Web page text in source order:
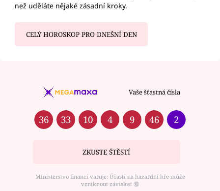
než uděláte nějaké zásadní kroky.
CELÝ HOROSKOP PRO DNEŠNÍ DEN
Vaše šťastná čísla
36 33 10 4 9 46 2
ZKUSTE ŠTĚSTÍ
Ministerstvo financí varuje: Účastí na hazardní hře může
vzniknout závislost ⑱